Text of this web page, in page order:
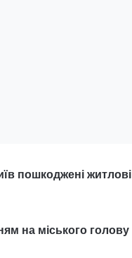
пошкоджені житлові
на міського голову